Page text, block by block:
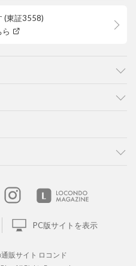
(東証3558)
PC版サイトを表示
通販サイト ロコンド